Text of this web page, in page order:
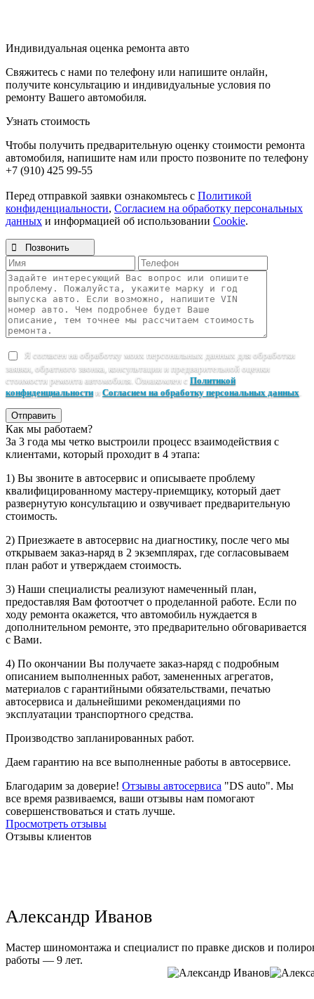
Индивидуальная оценка ремонта авто
Свяжитесь с нами по телефону или напишите онлайн,
получите консультацию и индивидуальные условия по
ремонту Вашего автомобиля.
Узнать стоимость
Чтобы получить предварительную оценку стоимости ремонта
автомобиля, напишите нам или просто позвоните по телефону
+7 (910) 425 99-55
Перед отправкой заявки ознакомьтесь с Политикой
конфиденциальности, Согласием на обработку персональных
данных и информацией об использовании Cookie.
 Позвонить
Я согласен на обработку моих персональных данных для обработки
заявки, обратного звонка, консультации и предварительной оценки
стоимости ремонта автомобиля. Ознакомлен с Политикой
конфиденциальностии Согласием на обработку персональных данных
Отправить
Как мы работаем?
За 3 года мы четко выстроили процесс взаимодействия с
клиентами, который проходит в 4 этапа:
1) Вы звоните в автосервис и описываете проблему
квалифицированному мастеру-приемщику, который дает
развернутую консультацию и озвучивает предварительную
стоимость.
2) Приезжаете в автосервис на диагностику, после чего мы
открываем заказ-наряд в 2 экземплярах, где согласовываем
план работ и утверждаем стоимость.
3) Наши специалисты реализуют намеченный план,
предоставляя Вам фотоотчет о проделанной работе. Если по
ходу ремонта окажется, что автомобиль нуждается в
дополнительном ремонте, это предварительно обговаривается
с Вами.
4) По окончании Вы получаете заказ-наряд с подробным
описанием выполненных работ, замененных агрегатов,
материалов с гарантийными обязательствами, печатью
автосервиса и дальнейшими рекомендациями по
эксплуатации транспортного средства.
Производство запланированных работ.
Даем гарантию на все выполненные работы в автосервисе.
Благодарим за доверие! Отзывы автосервиса "DS auto". Мы
все время развиваемся, ваши отзывы нам помогают
совершенствоваться и стать лучше.
Просмотреть отзывы
Отзывы клиентов
Александр Иванов
Мастер шиномонтажа и специалист по правке дисков и
работы — 9 лет.